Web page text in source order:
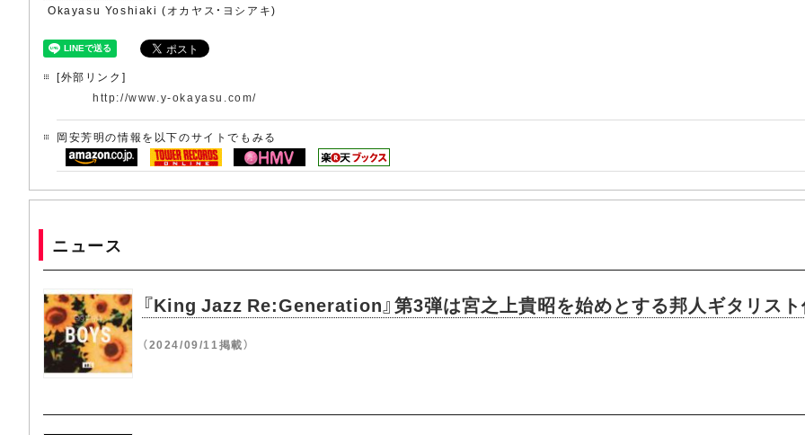
Okayasu Yoshiaki (オカヤス・ヨシアキ)
[外部リンク]
http://www.y-okayasu.com/
岡安芳明の情報を以下のサイトでもみる
ニュース
『King Jazz Re:Generation』第3弾は宮之上貴昭を始めとする邦人ギタリス
（2024/09/11掲載）